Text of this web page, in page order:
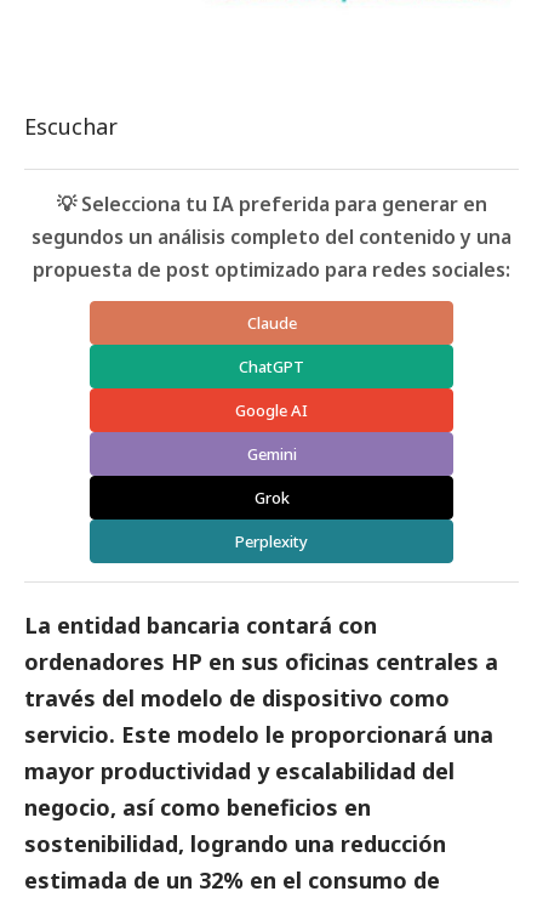
Escuchar
💡 Selecciona tu IA preferida para generar en
segundos un análisis completo del contenido y una
propuesta de post optimizado para redes sociales:
Claude
ChatGPT
Google AI
Gemini
Grok
Perplexity
La entidad bancaria contará con
ordenadores HP en sus oficinas centrales a
través del modelo de dispositivo como
servicio. Este modelo le proporcionará una
mayor productividad y escalabilidad del
negocio, así como beneficios en
sostenibilidad, logrando una reducción
estimada de un 32% en el consumo de